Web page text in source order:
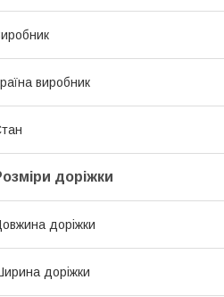
виробник
доріжки
доріжки
доріжки